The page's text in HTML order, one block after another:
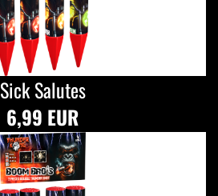
Sick Salutes
6,99 EUR